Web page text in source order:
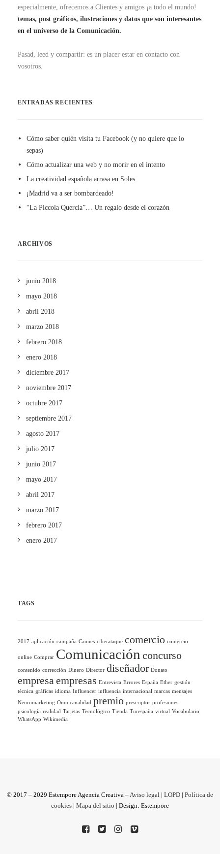
especialmente, ofrecemos a Clientes y amigos ¡a todo el mundo!
temas, post gráficos, ilustraciones y datos que son interesantes
en el universo de la Comunicación.
Pasad, leed y compartir: es un placer estar en contacto con
vosotros.
ENTRADAS RECIENTES
Cómo saber quién visita tu Facebook (y no quiere que lo
sepas)
Cómo actualizar una web y no morir en el intento
La creatividad española arrasa en Soles
¡Madrid va a ser bombardeado!
“La Piccola Quercia”… Un regalo desde el corazón
ARCHIVOS
junio 2018
mayo 2018
abril 2018
marzo 2018
febrero 2018
enero 2018
diciembre 2017
noviembre 2017
octubre 2017
septiembre 2017
agosto 2017
julio 2017
junio 2017
mayo 2017
abril 2017
marzo 2017
febrero 2017
enero 2017
TAGS
2017 aplicación campaña Cannes ciberataque comercio comercio
online Comprar Comunicación concurso
contenido corrección Dinero Director diseñador Donato
empresaempresas Entrevista Errores España Ether gestión
técnica gráficas idioma Influencer influencia internacional marcas mensajes
Neuromarketing Omnicanalidad premio prescriptor profesiones
psicología realidad Tarjetas Tecnológico Tienda Turespaña virtual Vocabulario
WhatsApp Wikimedia
© 2017 – 2029 Estempore Agencia Creativa –Aviso legal | LOPD | Política de
cookies | Mapa del sitio | Design: Estempore